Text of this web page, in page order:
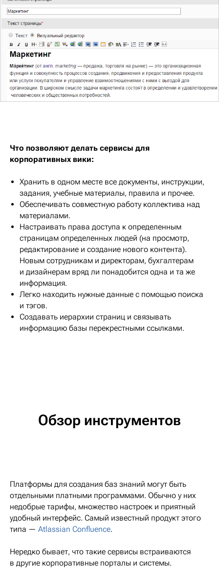
Что позволяют делать сервисы для
корпоративных вики:
Хранить в одном месте все документы, инструкции,
задания, учебные материалы, правила и прочее.
Обеспечивать совместную работу коллектива над
материалами.
Настраивать права доступа к определенным
страницам определенных людей (на просмотр,
редактирование и создание нового контента).
Новым сотрудникам и директорам, бухгалтерам
и дизайнерам вряд ли понадобится одна и та же
информация.
Легко находить нужные данные с помощью поиска
и тэгов.
Создавать иерархии страниц и связывать
информацию базы перекрестными ссылками.
Обзор инструментов
Платформы для создания баз знаний могут быть
отдельными платными программами. Обычно у них
недобрые тарифы, множество настроек и приятный
удобный интерфейс. Самый известный продукт этого
типа — Atlassian Confluence.
Нередко бывает, что такие сервисы встраиваются
в другие корпоративные порталы и системы.